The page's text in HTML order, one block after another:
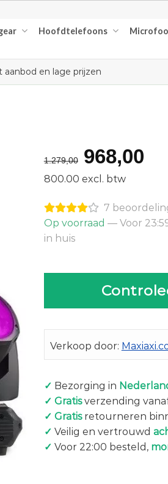
Hoofdtelefoons
aanbod en lage prijzen
1.279,00
prijs
was:
968,00
800.00 excl. btw
7
Op voorraad — Voor
in huis
Verkoop door:
✓ Bezorging in
✓ Gratisverzending
✓ Gratisretourneren
✓ Veilig en vertrouwd
✓ Voor 22:00 besteld,